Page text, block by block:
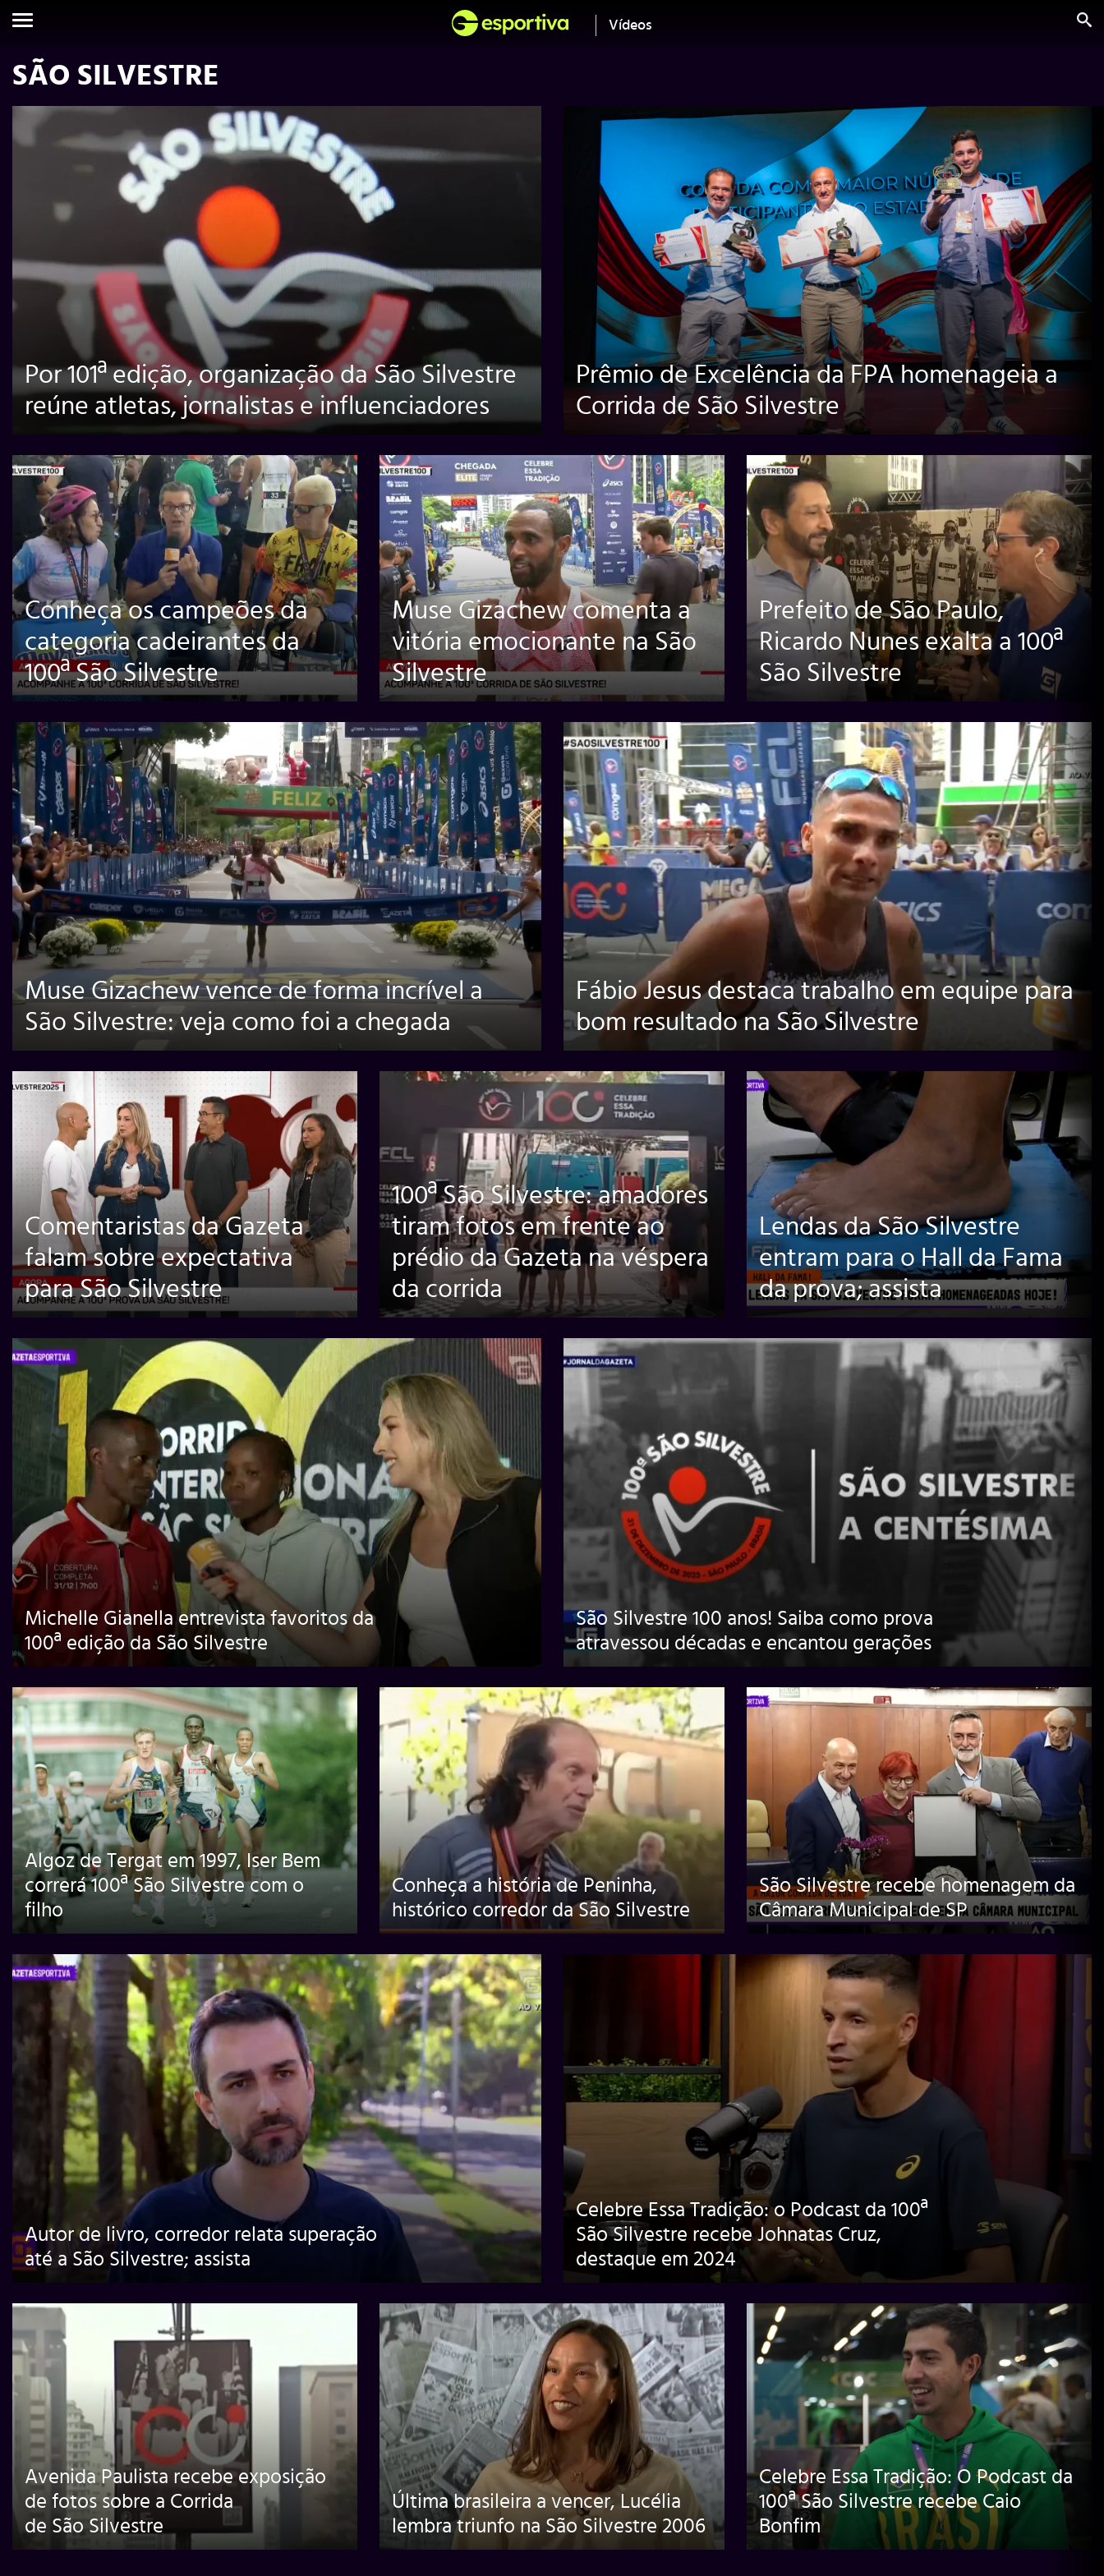
Vídeos
SÃO SILVESTRE
Por 101ª edição, organização da São Silvestre
reúne atletas, jornalistas e influenciadores
Prêmio de Excelência da FPA homenageia a
Corrida de São Silvestre
Conheça os campeões da
categoria cadeirantes da
100ª São Silvestre
Muse Gizachew comenta a
vitória emocionante na São
Silvestre
Prefeito de São Paulo,
Ricardo Nunes exalta a 100ª
São Silvestre
Muse Gizachew vence de forma incrível a
São Silvestre: veja como foi a chegada
Fábio Jesus destaca trabalho em equipe para
bom resultado na São Silvestre
Comentaristas da Gazeta
falam sobre expectativa
para São Silvestre
100ª São Silvestre: amadores
tiram fotos em frente ao
prédio da Gazeta na véspera
da corrida
Lendas da São Silvestre
entram para o Hall da Fama
da prova; assista
Michelle Gianella entrevista favoritos da
100ª edição da São Silvestre
São Silvestre 100 anos! Saiba como prova
atravessou décadas e encantou gerações
Algoz de Tergat em 1997, Iser Bem
correrá 100ª São Silvestre com o
filho
Conheça a história de Peninha,
histórico corredor da São Silvestre
São Silvestre recebe homenagem da
Câmara Municipal de SP
Autor de livro, corredor relata superação
até a São Silvestre; assista
Celebre Essa Tradição: o Podcast da 100ª
São Silvestre recebe Johnatas Cruz,
destaque em 2024
Avenida Paulista recebe exposição
de fotos sobre a Corrida
de São Silvestre
Última brasileira a vencer, Lucélia
lembra triunfo na São Silvestre 2006
Celebre Essa Tradição: O Podcast da
100ª São Silvestre recebe Caio
Bonfim